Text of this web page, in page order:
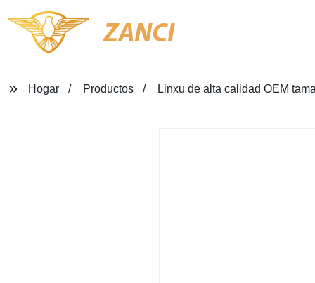
ZANCI
Hogar Productos Linxu de alta calidad OEM